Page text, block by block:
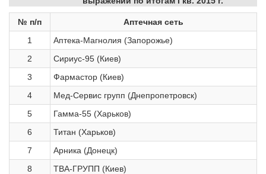
№ п/п
Аптечная сеть
1
Аптека-Магнолия (Запорожье)
2
Сириус-95 (Киев)
3
Фармастор (Киев)
4
Мед-Сервис групп (Днепропетровск)
5
Гамма-55 (Харьков)
6
Титан (Харьков)
7
Арника (Донецк)
8
ТВА-ГРУПП (Киев)